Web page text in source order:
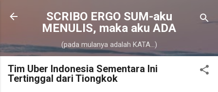
Skip to main content
SCRIBO ERGO SUM-aku
MENULIS, maka aku ADA
(pada mulanya adalah KATA...)
Tim Uber Indonesia Sementara Ini
Tertinggal dari Tiongkok